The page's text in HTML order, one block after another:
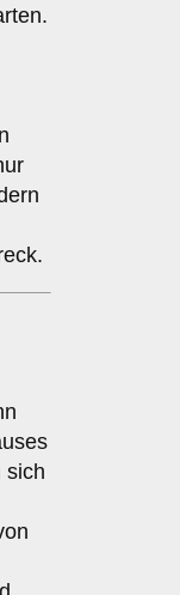
sich